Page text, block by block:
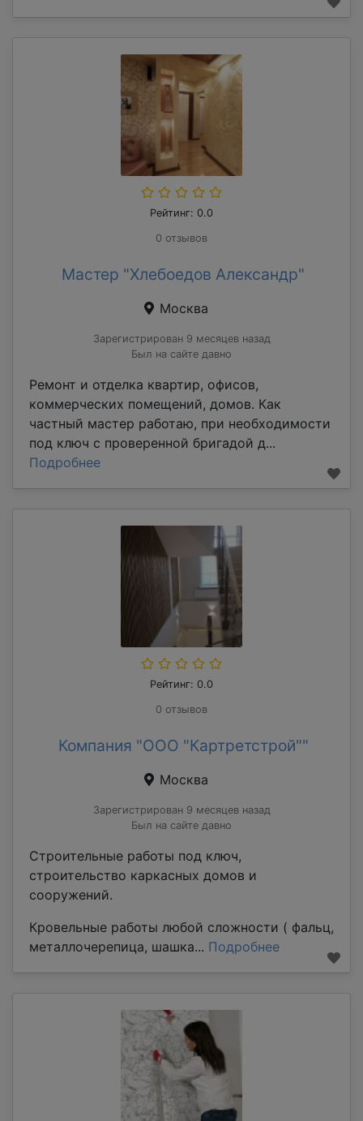
Рейтинг: 0.0
0 отзывов
Мастер "Хлебоедов Александр"
Москва
Зарегистрирован 9 месяцев назад
Был на сайте давно
Ремонт и отделка квартир, офисов,
коммерческих помещений, домов. Как
частный мастер работаю, при необходимости
под ключ с проверенной бригадой д...
Подробнее
Рейтинг: 0.0
0 отзывов
Компания "ООО "Картретстрой""
Москва
Зарегистрирован 9 месяцев назад
Был на сайте давно
Строительные работы под ключ,
строительство каркасных домов и
сооружений.
Кровельные работы любой сложности ( фальц,
металлочерепица, шашка... Подробнее